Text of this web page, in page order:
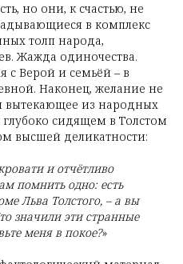
но они, к счастью, не
в комплекс
толп народа,
Жажда одиночества.
Верой и семьёй – в
Наконец, желание не
вытекающее из народных
сидящем в Толстом
высшей деликатности:
и отчётливо
помнить одно: есть
Льва Толстого, – а вы
значили эти странные
меня в покое?»